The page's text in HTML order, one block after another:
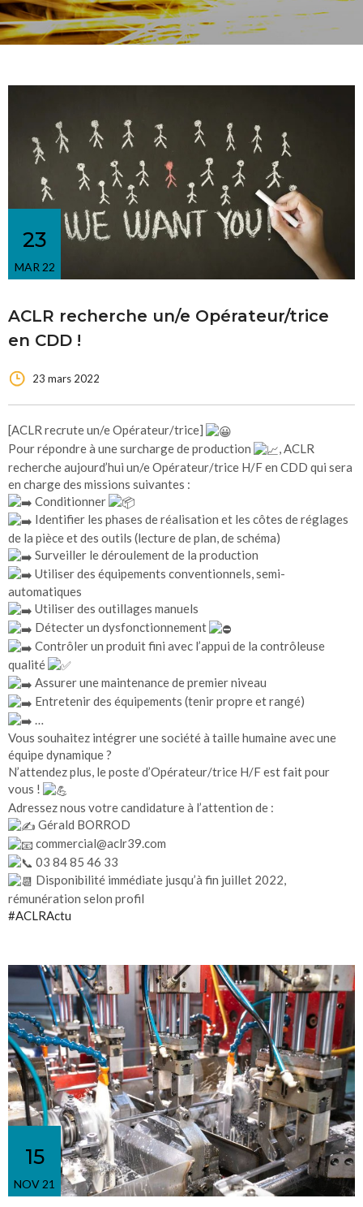
23
MAR 22
ACLR recherche un/e Opérateur/trice
en CDD !
23 mars 2022
[ACLR recrute un/e Opérateur/trice]
Pour répondre à une surcharge de production
, ACLR
recherche aujourd’hui un/e Opérateur/trice H/F en CDD qui sera
en charge des missions suivantes :
Conditionner
Identifier les phases de réalisation et les côtes de réglages
de la pièce et des outils (lecture de plan, de schéma)
Surveiller le déroulement de la production
Utiliser des équipements conventionnels, semi-
automatiques
Utiliser des outillages manuels
Détecter un dysfonctionnement
Contrôler un produit fini avec l’appui de la contrôleuse
qualité
Assurer une maintenance de premier niveau
Entretenir des équipements (tenir propre et rangé)
…
Vous souhaitez intégrer une société à taille humaine avec une
équipe dynamique ?
N’attendez plus, le poste d’Opérateur/trice H/F est fait pour
vous !
Adressez nous votre candidature à l’attention de :
Gérald BORROD
commercial@aclr39.com
03 84 85 46 33
Disponibilité immédiate jusqu’à fin juillet 2022,
rémunération selon profil
#ACLRActu
15
NOV 21